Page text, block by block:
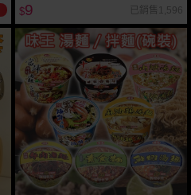
$9 已銷售1,596